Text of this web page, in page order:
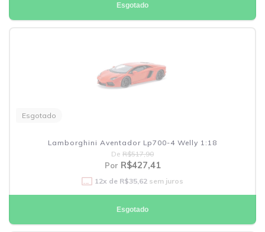
Esgotado
Esgotado
Lamborghini Aventador Lp700-4 Welly 1:18
De R$517,90
Por R$427,41
12x de R$35,62 sem juros
Esgotado